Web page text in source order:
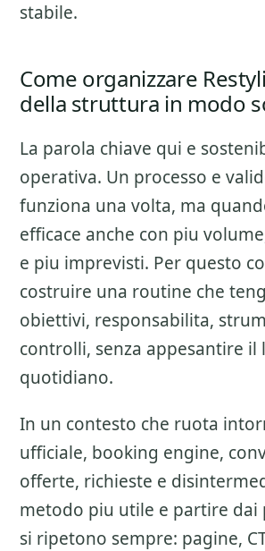
stabile.
Come organizzare
della struttura in modo
La parola chiave qui e
operativa. Un processo e
funziona una volta, ma
efficace anche con piu
e piu imprevisti. Per questo
costruire una routine che
obiettivi, responsabilita,
controlli, senza appesantire il
quotidiano.
In un contesto che ruota
ufficiale, booking engine,
offerte, richieste e
metodo piu utile e partire dai
si ripetono sempre: pagine,